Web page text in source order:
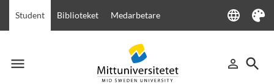
Student Biblioteket Medarbetare language
Language
Tema
menu
Meny person_outline
Logga in
search
Sök